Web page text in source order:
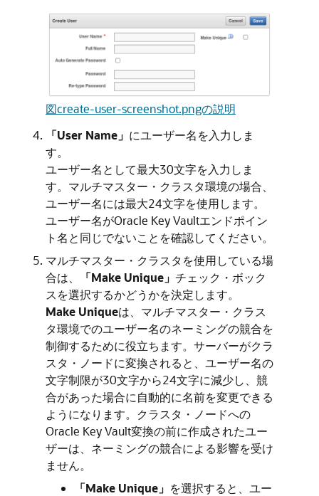
図create-user-screenshot.pngの説明
「User Name」 にユーザー名を入力しま
す。
ユーザー名として最大30文字を入力しま
す。マルチマスター・クラスタ環境の場合、
ユーザー名には最大24文字を使用します。
ユーザー名がOracle Key Vaultエンドポイン
ト名と同じでないことを確認してください。
マルチマスター・クラスタを使用している場
合は、
「Make Unique」 チェック・ボック
スを選択するかどうかを決定します。
Make Uniqueは、マルチマスター・クラス
タ環境でのユーザー名のネーミングの競合を
制御するために役立ちます。サーバーがクラ
スタ・ノードに変換されると、ユーザー名の
文字制限が30文字から24文字に減少し、競
合があった場合に自動的に名前を変更できる
ようになります。クラスタ・ノードへの
Oracle Key Vault変換の前に作成されたユー
ザーは、ネーミングの競合による影響を受け
ません。
「Make Unique」 を選択すると、ユー